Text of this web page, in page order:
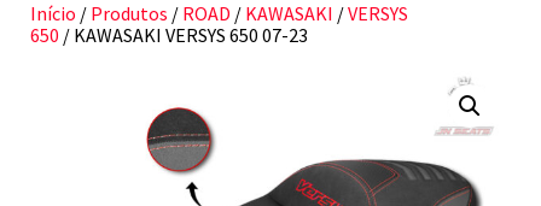
Início / Produtos / ROAD / KAWASAKI /VERSYS
650 / KAWASAKI VERSYS 650 07-23